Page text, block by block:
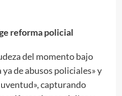
reforma policial
del momento bajo
de abusos policiales» y
capturando